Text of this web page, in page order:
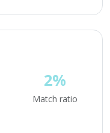
2%
Match ratio